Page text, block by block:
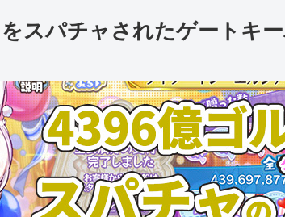
スパチャされたゲートキ